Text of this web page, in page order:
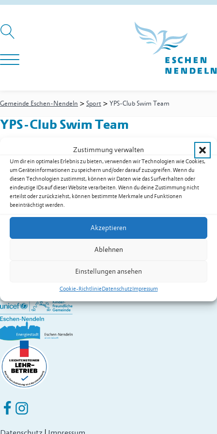
Zustimmung verwalten
Um dir ein optimales Erlebnis zu bieten, verwenden wir Technologien wie Cookies,
um Geräteinformationen zu speichern und/oder darauf zuzugreifen. Wenn du
diesen Technologien zustimmst, können wir Daten wie das Surfverhalten oder
eindeutige IDs auf dieser Website verarbeiten. Wenn du deine Zustimmung nicht
erteilst oder zurückziehst, können bestimmte Merkmale und Funktionen
beeinträchtigt werden.
Akzeptieren
Ablehnen
Einstellungen ansehen
Cookie-RichtlinieDatenschutzImpressum
Gemeinde Eschen-Nendeln > Sport > YPS-Club Swim Team
YPS-Club Swim Team
Postfach 351
9492Eschen
Mobil+41 76 527 26 03
E-Mailkontakt@yps-club.li
Webwww.yps-club.li
Kontakt:LegéndiZoltan,Präsident
Fürstentum Liechtenstein
Eschen Nendeln auf Facebook
Eschen Nendeln auf Instagram